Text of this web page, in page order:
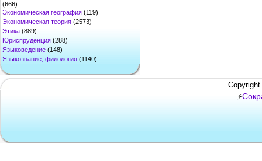
(666)
Экономическая география (119)
Экономическая теория (2573)
Этика (889)
Юриспруденция (288)
Языковедение (148)
Языкознание, филология (1140)
⚡